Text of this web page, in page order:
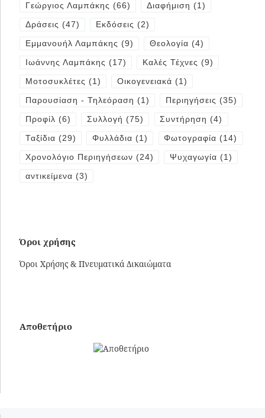
Γεώργιος Λαμπάκης (66) Διαφήμιση (1)
Δράσεις (47) Εκδόσεις (2)
Εμμανουήλ Λαμπάκης (9) Θεολογία (4)
Ιωάννης Λαμπάκης (17) Καλές Τέχνες (9)
Μοτοσυκλέτες (1) Οικογενειακά (1)
Παρουσίαση - Τηλεόραση (1) Περιηγήσεις (35)
Προφίλ (6) Συλλογή (75) Συντήρηση (4)
Ταξίδια (29) Φυλλάδια (1) Φωτογραφία (14)
Χρονολόγιο Περιηγήσεων (24) Ψυχαγωγία (1)
αντικείμενα (3)
Όροι χρήσης
Όροι Χρήσης & Πνευματικά Δικαιώματα
Αποθετήριο